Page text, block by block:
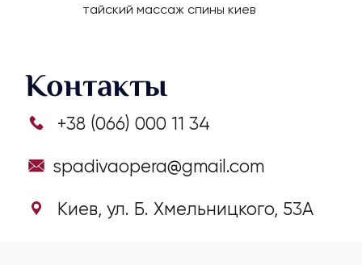
тайский массаж спины киев
Контакты
+38 (066) 000 11 34
spadivaopera@gmail.com
Киев, ул. Б. Хмельницкого, 53А